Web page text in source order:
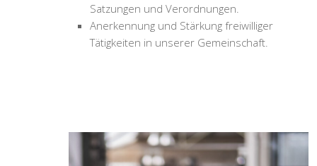
Satzungen und Verordnungen.
Anerkennung und Stärkung freiwilliger
Tätigkeiten in unserer Gemeinschaft.